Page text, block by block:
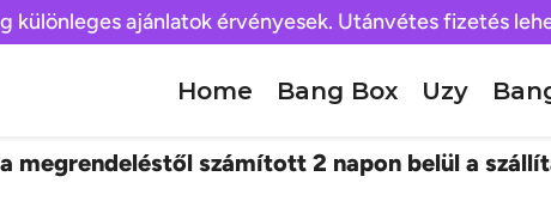
különleges ajánlatok érvényesek. Utánvétes fizetés
Home Bang Box Uzy
megrendeléstől számított 2 napon belül a